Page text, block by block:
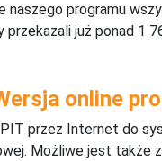
programu
już ponad 1
online
przez Internet do
Możliwe jest także